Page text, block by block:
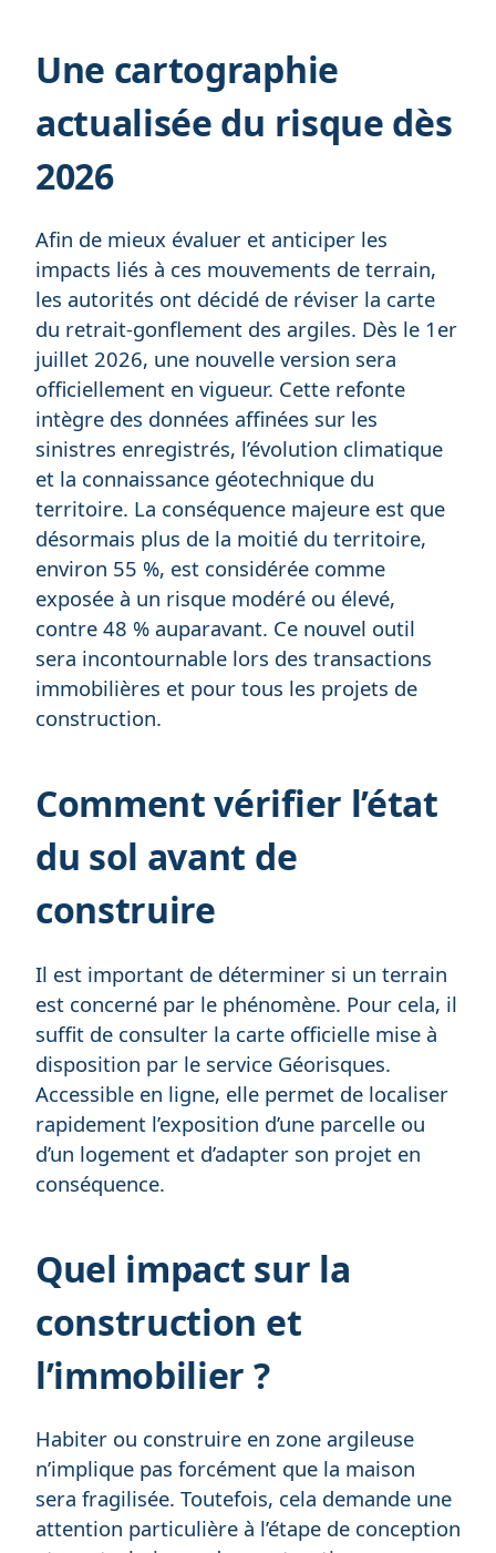
Une cartographie
actualisée du risque dès
2026
Afin de mieux évaluer et anticiper les
impacts liés à ces mouvements de terrain,
les autorités ont décidé de réviser la carte
du retrait-gonflement des argiles. Dès le 1er
juillet 2026, une nouvelle version sera
officiellement en vigueur. Cette refonte
intègre des données affinées sur les
sinistres enregistrés, l’évolution climatique
et la connaissance géotechnique du
territoire. La conséquence majeure est que
désormais plus de la moitié du territoire,
environ 55 %, est considérée comme
exposée à un risque modéré ou élevé,
contre 48 % auparavant. Ce nouvel outil
sera incontournable lors des transactions
immobilières et pour tous les projets de
construction.
Comment vérifier l’état
du sol avant de
construire
Il est important de déterminer si un terrain
est concerné par le phénomène. Pour cela, il
suffit de consulter la carte officielle mise à
disposition par le service Géorisques.
Accessible en ligne, elle permet de localiser
rapidement l’exposition d’une parcelle ou
d’un logement et d’adapter son projet en
conséquence.
Quel impact sur la
construction et
l’immobilier ?
Habiter ou construire en zone argileuse
n’implique pas forcément que la maison
sera fragilisée. Toutefois, cela demande une
attention particulière à l’étape de conception